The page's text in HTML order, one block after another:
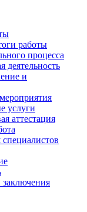
работы
процесса
деятельность
и
услуги
аттестация